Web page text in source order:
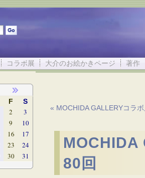
コラボ展 大介のお絵かきページ 著作
« MOCHIDA GALLERYコラ
80回
F S
2
3
9
10
16
17
23
24
30 31